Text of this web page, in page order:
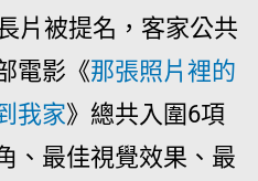
片被提名，客家公共
電影《那張照片裡的
我家》總共入圍6項
、最佳視覺效果、最